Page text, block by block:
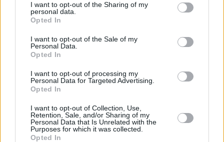
I want to opt-out of the Sharing of my
personal data.
Opted In
I want to opt-out of the Sale of my
Personal Data.
Opted In
I want to opt-out of processing my
Personal Data for Targeted Advertising.
Opted In
I want to opt-out of Collection, Use,
Retention, Sale, and/or Sharing of my
Personal Data that Is Unrelated with the
Purposes for which it was collected.
Opted In
Πριν 5 ημέρες
70 χρόνια ιστορίας και συγκίνησης για το
Ανδρεάδειο Γυμνάσιο Βροντάδου